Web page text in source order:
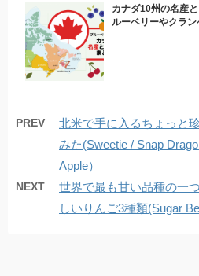
カナダ10州の名産
ルーベリーやクラ
PREV
北米で手に入るちょっと
みた(Sweetie / Snap
Apple）
NEXT
世界で最も甘い品種の一
しいりんご3種類(Sugar